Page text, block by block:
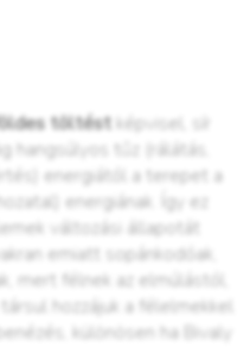
töltést képvisel, sír
hangsúlyos tűz (rálátás,
energiától a terepet a
energiának. Így ez
változási állapotát
emiatt sopánkodóak,
mert félnek az elmúlástól,
hozzájuk a félelmekkel
különösen ha Bivaly